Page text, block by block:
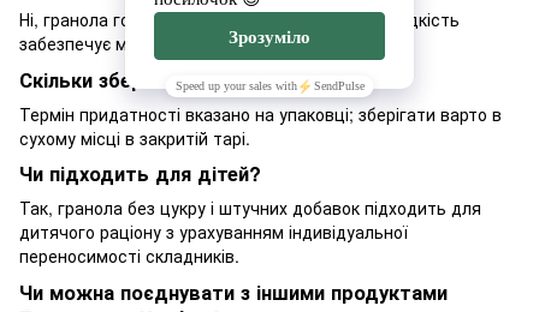
Ні, гранола готується без доданого цукру, солодкість
забезпечує мед.
Скільки зберігається гранола?
Термін придатності вказано на упаковці; зберігати варто в
сухому місці в закритій тарі.
Чи підходить для дітей?
Так, гранола без цукру і штучних добавок підходить для
дитячого раціону з урахуванням індивідуальної
переносимості складників.
Чи можна поєднувати з іншими продуктами